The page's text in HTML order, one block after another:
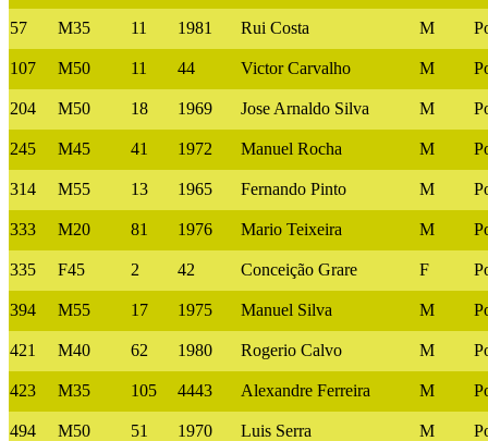
57 M35 11 1981 Rui Costa M
107 M50 11 44 Victor Carvalho M
204 M50 18 1969 Jose Arnaldo Silva M
245 M45 41 1972 Manuel Rocha M
314 M55 13 1965 Fernando Pinto M
333 M20 81 1976 Mario Teixeira M
335 F45 2 42 Conceição Grare F
394 M55 17 1975 Manuel Silva M
421 M40 62 1980 Rogerio Calvo M
423 M35 105 4443 Alexandre Ferreira M
494 M50 51 1970 Luis Serra M